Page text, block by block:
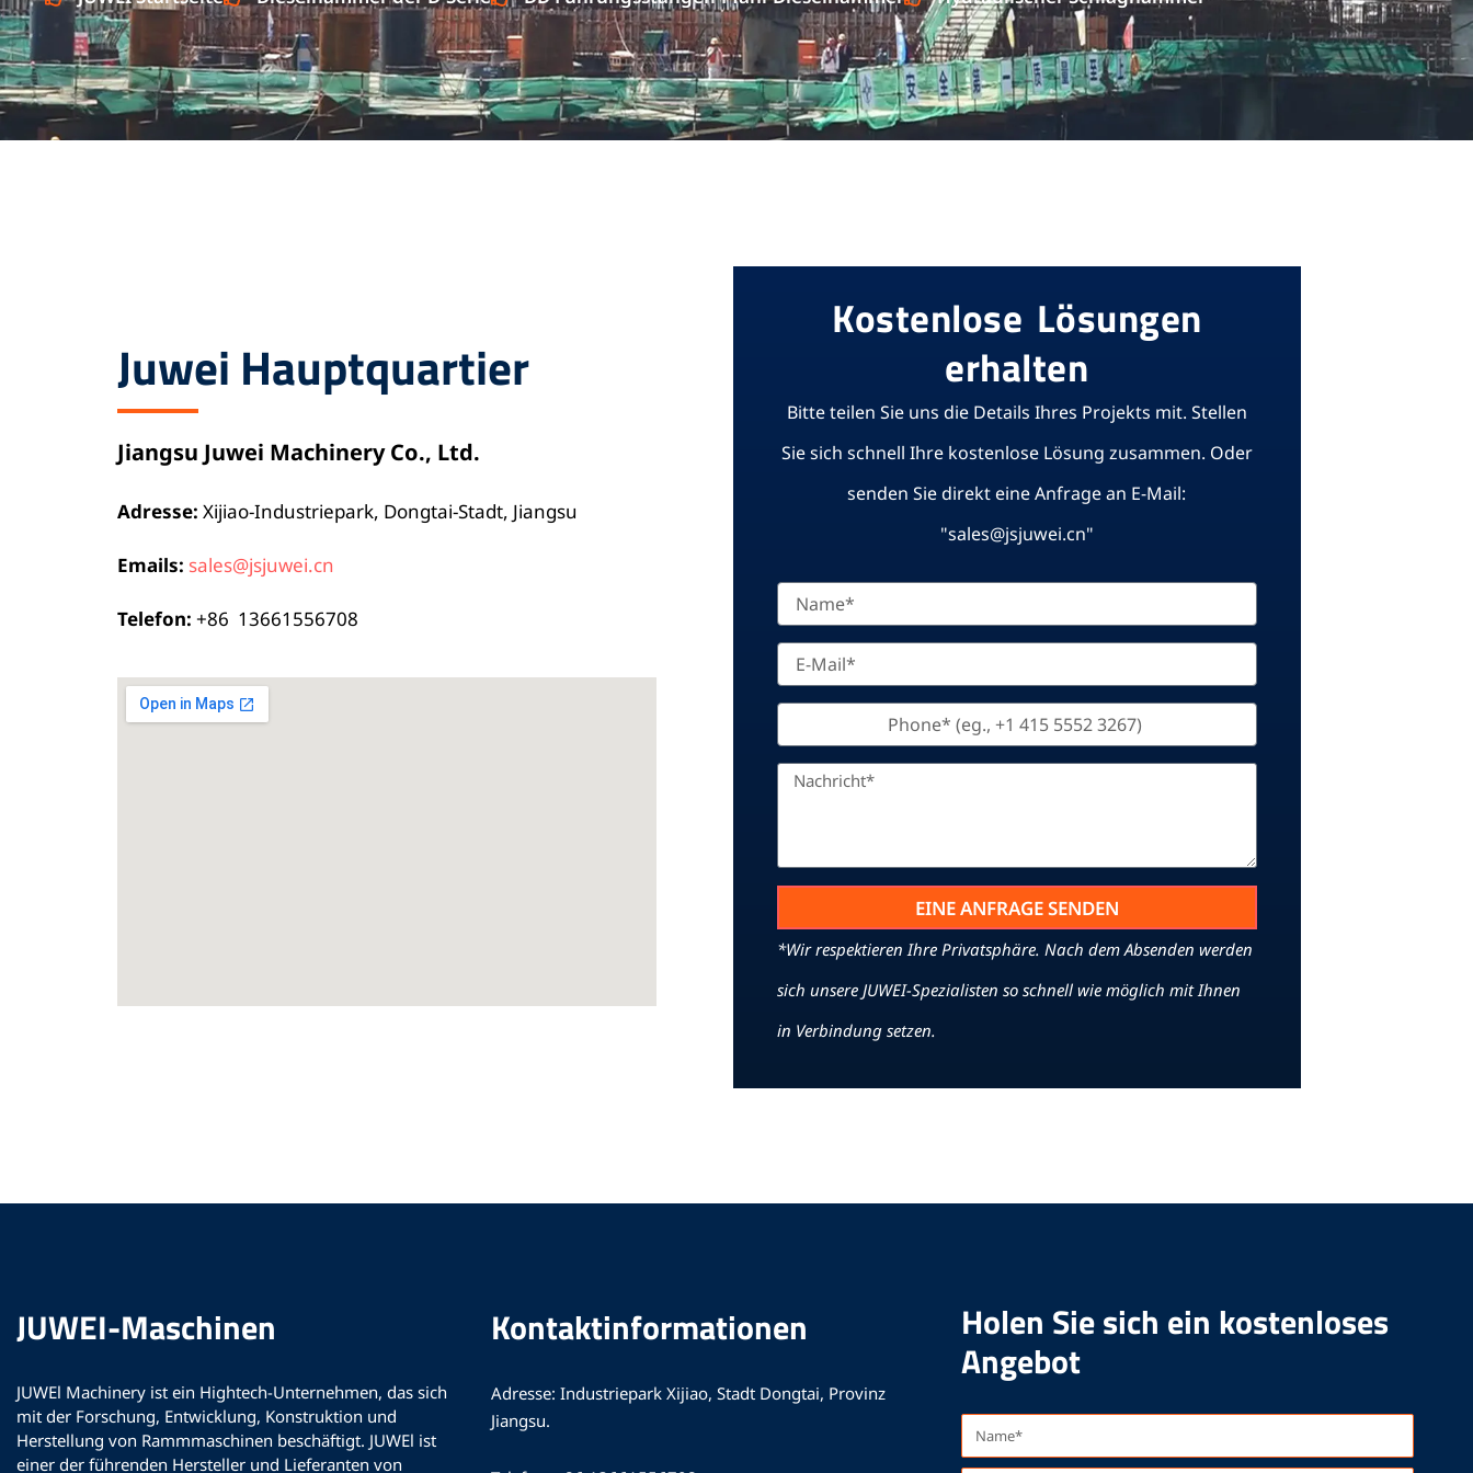
Juwei Hauptquartier
Jiangsu Juwei Machinery Co., Ltd.
Adresse: Xijiao-Industriepark, Dongtai-Stadt, Jiangsu
Emails: sales@jsjuwei.cn
Telefon: +86 13661556708
Kostenlose Lösungen
erhalten
Bitte teilen Sie uns die Details Ihres Projekts mit. Stellen
Sie sich schnell Ihre kostenlose Lösung zusammen. Oder
senden Sie direkt eine Anfrage an E-Mail:
"sales@jsjuwei.cn"
EINE ANFRAGE SENDEN
*Wir respektieren Ihre Privatsphäre. Nach dem Absenden werden
sich unsere JUWEI-Spezialisten so schnell wie möglich mit Ihnen
in Verbindung setzen.
JUWEI-Maschinen
JUWEl Machinery ist ein Hightech-Unternehmen, das sich
mit der Forschung, Entwicklung, Konstruktion und
Herstellung von Rammmaschinen beschäftigt. JUWEl ist
einer der führenden Hersteller und Lieferanten von
Kontaktinformationen
Adresse: Industriepark Xijiao, Stadt Dongtai, Provinz
Jiangsu.
Holen Sie sich ein kostenloses
Angebot